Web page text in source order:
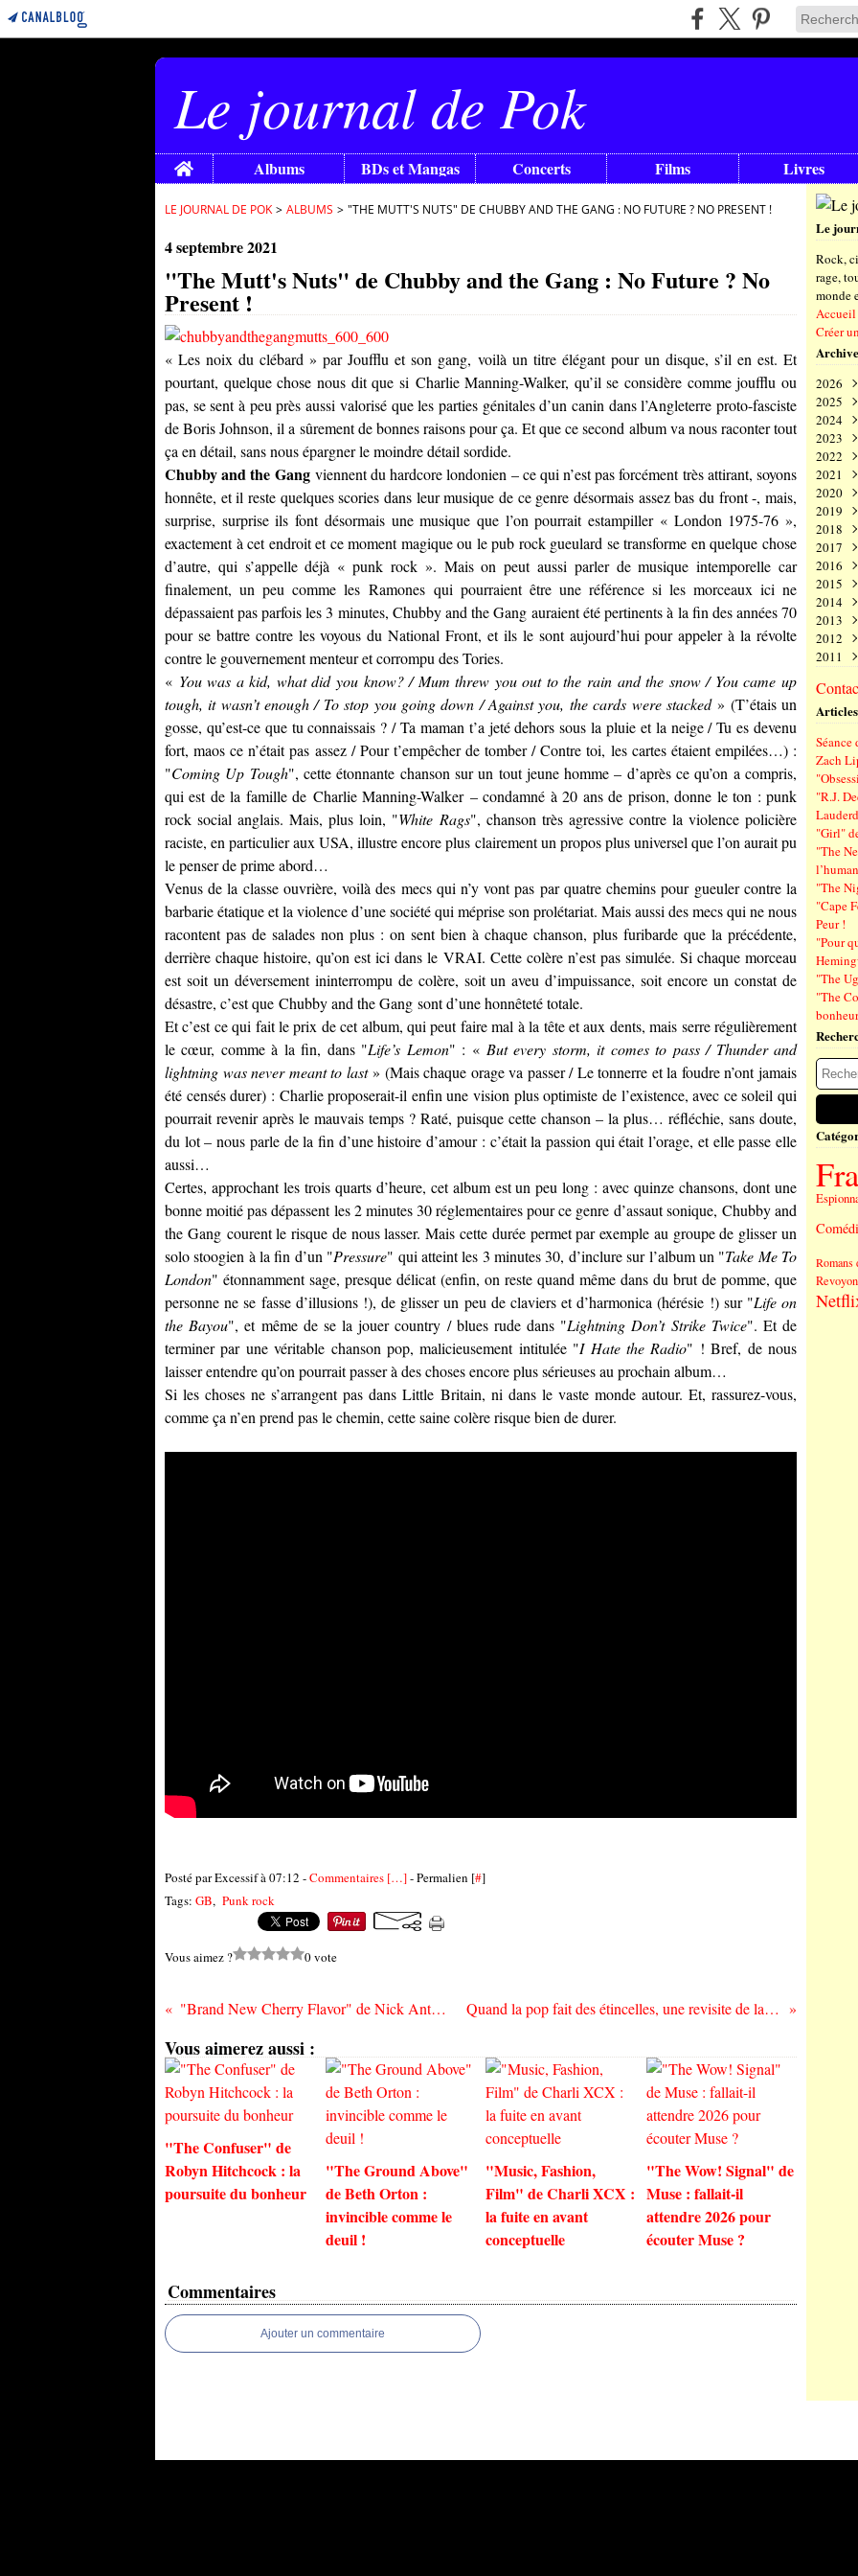
Le journal de Pok
Home Albums BDs et Mangas Concerts Films Livres
LE JOURNAL DE POK > ALBUMS > "THE MUTT'S NUTS" DE CHUBBY AND THE GANG : NO FUTURE ? NO PRESENT !
4 septembre 2021
"The Mutt's Nuts" de Chubby and the Gang : No Future ? No
Present !
« Les noix du clébard » par Joufflu et son gang, voilà un titre élégant pour un disque, s’il en est. Et
pourtant, quelque chose nous dit que si Charlie Manning-Walker, qu’il se considère comme joufflu ou
pas, se sent à peu près aussi valorisé que les parties génitales d’un canin dans l’Angleterre proto-fasciste
de Boris Johnson, il a sûrement de bonnes raisons pour ça. Et que ce second album va nous raconter tout
ça en détail, sans nous épargner le moindre détail sordide.
Chubby and the Gangviennent du hardcore londonien – ce qui n’est pas forcément très attirant, soyons
honnête, et il reste quelques scories dans leur musique de ce genre désormais assez bas du front -, mais,
surprise, surprise ils font désormais une musique que l’on pourrait estampiller « London 1975-76 »,
exactement à cet endroit et ce moment magique ou le pub rock gueulard se transforme en quelque chose
d’autre, qui s’appelle déjà « punk rock ». Mais on peut aussi parler de musique intemporelle car
finalement, un peu comme les Ramones qui pourraient être une référence si les morceaux ici ne
dépassaient pas parfois les 3 minutes, Chubby and the Gang auraient été pertinents à la fin des années 70
pour se battre contre les voyous du National Front, et ils le sont aujourd’hui pour appeler à la révolte
contre le gouvernement menteur et corrompu des Tories.
« You was a kid, what did you know? / Mum threw you out to the rain and the snow / You came up
tough, it wasn’t enough / To stop you going down / Against you, the cards were stacked» (T’étais un
gosse, qu’est-ce que tu connaissais ? / Ta maman t’a jeté dehors sous la pluie et la neige / Tu es devenu
fort, maos ce n’était pas assez / Pour t’empêcher de tomber / Contre toi, les cartes étaient empilées…) :
"Coming Up Tough", cette étonnante chanson sur un tout jeune homme – d’après ce qu’on a compris,
qui est de la famille de Charlie Manning-Walker– condamné à 20 ans de prison, donne le ton : punk
rock social anglais. Mais, plus loin, "White Rags", chanson très agressive contre la violence policière
raciste, en particulier aux USA, illustre encore plus clairement un propos plus universel que l’on aurait pu
le penser de prime abord…
Venus de la classe ouvrière, voilà des mecs qui n’y vont pas par quatre chemins pour gueuler contre la
barbarie étatique et la violence d’une société qui méprise son prolétariat. Mais aussi des mecs qui ne nous
racontent pas de salades non plus : on sent bien à chaque chanson, plus furibarde que la précédente,
derrière chaque histoire, qu’on est ici dans le VRAI. Cette colère n’est pas simulée. Si chaque morceau
est soit un déversement ininterrompu de colère, soit un aveu d’impuissance, soit encore un constat de
désastre, c’est que Chubby and the Gang sont d’une honnêteté totale.
Et c’est ce qui fait le prix de cet album, qui peut faire mal à la tête et aux dents, mais serre régulièrement
le cœur, comme à la fin, dans "Life’s Lemon" : « But every storm, it comes to pass / Thunder and
lightning was never meant to last» (Mais chaque orage va passer / Le tonnerre et la foudre n’ont jamais
été censés durer) : Charlie proposerait-il enfin une vision plus optimiste de l’existence, avec ce soleil qui
pourrait revenir après le mauvais temps ? Raté, puisque cette chanson – la plus… réfléchie, sans doute,
du lot – nous parle de la fin d’une histoire d’amour : c’était la passion qui était l’orage, et elle passe elle
aussi…
Certes, approchant les trois quarts d’heure, cet album est un peu long : avec quinze chansons, dont une
bonne moitié pas dépassent les 2 minutes 30 réglementaires pour ce genre d’assaut sonique, Chubby and
the Gangcourent le risque de nous lasser. Mais cette durée permet par exemple au groupe de glisser un
solo stoogien à la fin d’un "Pressure" qui atteint les 3 minutes 30, d’inclure sur l’album un "Take Me To
London" étonnamment sage, presque délicat (enfin, on reste quand même dans du brut de pomme, que
personne ne se fasse d’illusions !), de glisser un peu de claviers et d’harmonica (hérésie !) sur "Life on
the Bayou", et même de se la jouer country / blues rude dans "Lightning Don’t Strike Twice". Et de
terminer par une véritable chanson pop, malicieusement intitulée "I Hate the Radio" ! Bref, de nous
laisser entendre qu’on pourrait passer à des choses encore plus sérieuses au prochain album…
Si les choses ne s’arrangent pas dans Little Britain, ni dans le vaste monde autour. Et, rassurez-vous,
comme ça n’en prend pas le chemin, cette saine colère risque bien de durer.
Posté par Excessif à 07:12 -Commentaires […]- Permalien [#]
Tags: GB, Punk rock
Vous aimez ? 0 vote
"Brand New Cherry Flavor" de Nick Antosca et Leonore Zion : Hollywood Monsters Quand la pop fait des étincelles, une revisite de la discographie de Sparks : "Interior Design" (1988)
Vous aimerez aussi :
"The Confuser" de
Robyn Hitchcock : la
poursuite du bonheur
"The Ground Above"
de Beth Orton :
invincible comme le
deuil !
"Music, Fashion,
Film" de Charli XCX :
la fuite en avant
conceptuelle
"The Wow! Signal" de
Muse : fallait-il
attendre 2026 pour
écouter Muse ?
Commentaires
Ajouter un commentaire
Le
Rock,
rage,
monde
Créer
2026
Août
Juillet
Juin
Mai
Avril
Mars
2025
Août
Juillet
Juin
Mai
Avril
Mars
2024
Août
Juillet
Juin
Mai
Avril
Mars
2023
Août
Juillet
Juin
Mai
Avril
Mars
2022
Août
Juillet
Juin
Mai
Avril
Mars
2021
Août
Juillet
Juin
Mai
Avril
Mars
2020
Août
Juillet
Juin
Mai
Avril
2019
Août
Juillet
Juin
Mai
2018
Août
Juillet
Juin
Mars
2017
Août
Juillet
Mai
Avril
2016
Août
Juin
Mai
2015
Juin
Mai
2014
Juin
Mai
2013
Août
Juin
Mai
2012
Juin
Mai
2011
Zach
"R.J.
"Girl"
"The
"The
"Cape
Peur !
"Pour
"The
"The
bonheur
Romans